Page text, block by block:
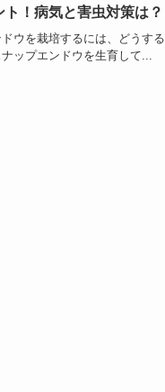
ト！病気と害虫対策は？
ウを栽培するには、どうする
ップエンドウを生育して...